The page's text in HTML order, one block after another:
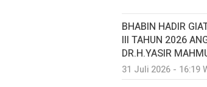
BHABIN HADIR
III TAHUN 2026
DR.H.YASIR
31 Juli 2026 - 16:19